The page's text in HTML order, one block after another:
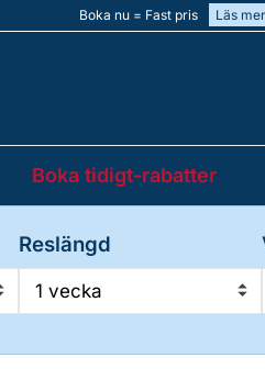
Boka nu = Fast pris Läs mer
Boka tidigt-rabatter
Reslängd
1 vecka